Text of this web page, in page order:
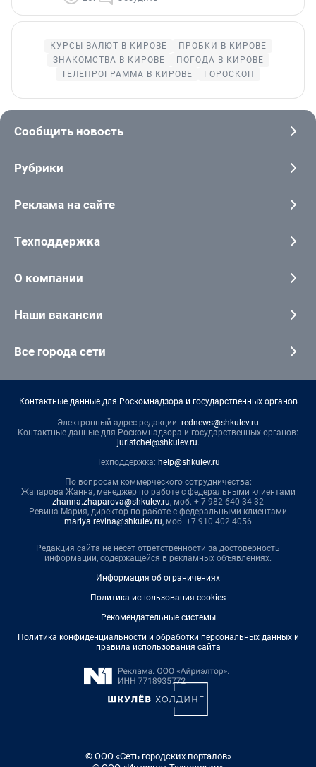
КУРСЫ ВАЛЮТ В КИРОВЕ
ПРОБКИ В КИРОВЕ
ЗНАКОМСТВА В КИРОВЕ
ПОГОДА В КИРОВЕ
ТЕЛЕПРОГРАММА В КИРОВЕ
ГОРОСКОП
Сообщить новость
Рубрики
Реклама на сайте
Техподдержка
О компании
Наши вакансии
Все города сети
Контактные данные для Роскомнадзора и государственных органов
Электронный адрес редакции: rednews@shkulev.ru
Контактные данные для Роскомнадзора и государственных органов:
juristchel@shkulev.ru.
Техподдержка: help@shkulev.ru
По вопросам коммерческого сотрудничества:
Жапарова Жанна, менеджер по работе с федеральными клиентами
zhanna.zhaparova@shkulev.ru, моб. + 7 982 640 34 32
Ревина Мария, директор по работе с федеральными клиентами
mariya.revina@shkulev.ru, моб. +7 910 402 4056
Редакция сайта не несет ответственности за достоверность
информации, содержащейся в рекламных объявлениях.
Информация об ограничениях
Политика использования cookies
Рекомендательные системы
Политика конфиденциальности и обработки персональных данных и
правила использования сайта
© ООО «Сеть городских порталов»